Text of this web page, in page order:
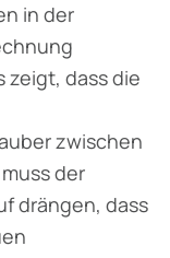
in der
zeigt, dass die
zwischen
der
drängen, dass